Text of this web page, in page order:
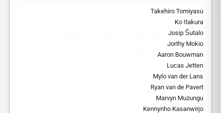
Takehiro Tomiyasu
Ko Itakura
Josip Šutalo
Jorthy Mokio
Aaron Bouwman
Lucas Jetten
Mylo van der Lans
Ryan van de Pavert
Marvyn Muzungu
Kennynho Kasanwirjo